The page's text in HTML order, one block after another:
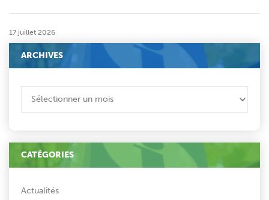
17 juillet 2026
ARCHIVES
CATÉGORIES
Actualités